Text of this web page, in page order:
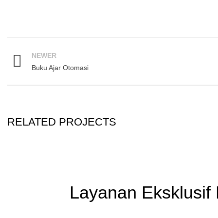
NEWER
Buku Ajar Otomasi
RELATED PROJECTS
Layanan